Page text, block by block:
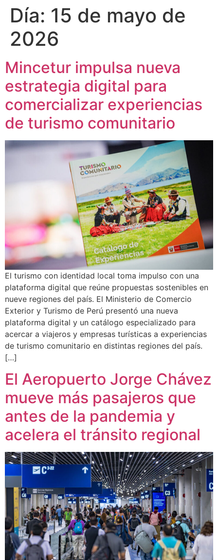
Día: 15 de mayo de
2026
Mincetur impulsa nueva
estrategia digital para
comercializar experiencias
de turismo comunitario
El turismo con identidad local toma impulso con una
plataforma digital que reúne propuestas sostenibles en
nueve regiones del país. El Ministerio de Comercio
Exterior y Turismo de Perú presentó una nueva
plataforma digital y un catálogo especializado para
acercar a viajeros y empresas turísticas a experiencias
de turismo comunitario en distintas regiones del país.
[…]
El Aeropuerto Jorge Chávez
mueve más pasajeros que
antes de la pandemia y
acelera el tránsito regional